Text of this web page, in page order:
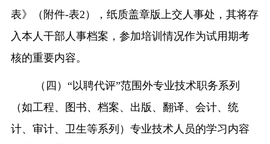
表》（附件-表2 ），纸质盖章版上交人事处，其将存
入本人干部人事档案，参加培训情况作为试用期考
核的重要内容。
（四）“以聘代评”范围外专业技术职务系列
（如工程、图书、档案、出版、翻译、会计、统
计、审计、卫生等系列）专业技术人员的学习内容